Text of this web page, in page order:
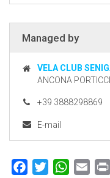
Managed by
VELA CLUB
ANCONA
+39 3888298869
E-mail
FacebookTwitterWhatsApp
Email